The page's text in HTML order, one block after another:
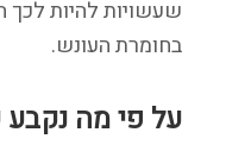
שעשויות להיות
בחומרת העונש.
על פי מה